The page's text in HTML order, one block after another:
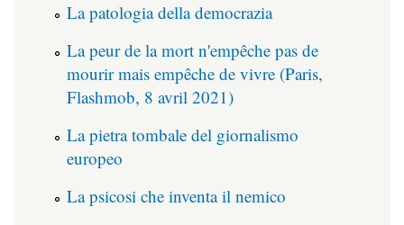
La patologia della democrazia
La peur de la mort n'empêche pas de
mourir mais empêche de vivre (Paris,
Flashmob, 8 avril 2021)
La pietra tombale del giornalismo
europeo
La psicosi che inventa il nemico